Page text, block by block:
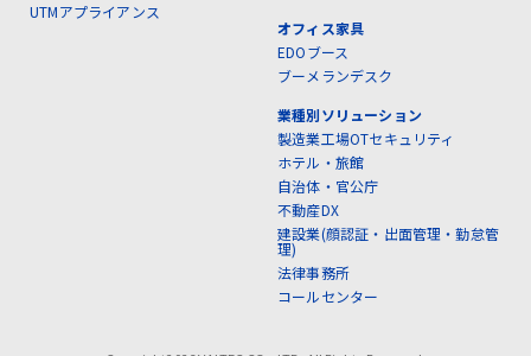
UTMアプライアンス
オフィス家具
EDOブース
ブーメランデスク
業種別ソリューション
製造業工場OTセキュリティ
ホテル・旅館
自治体・官公庁
不動産DX
建設業(顔認証・出面管理・勤怠管
理)
法律事務所
コールセンター